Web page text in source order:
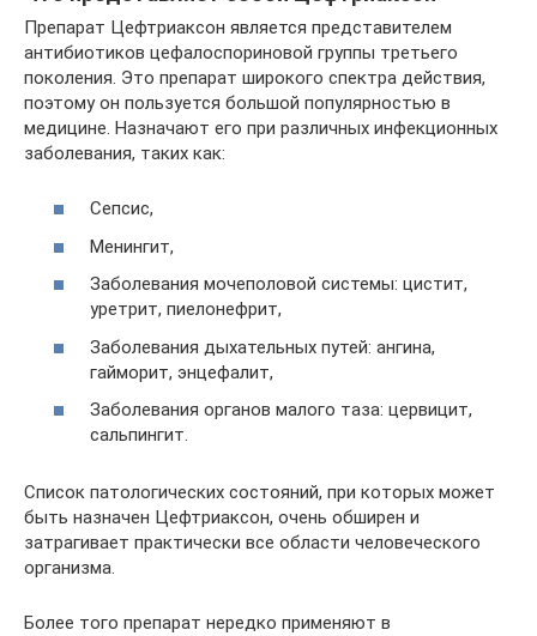
Препарат Цефтриаксон является представителем
антибиотиков цефалоспориновой группы третьего
поколения. Это препарат широкого спектра действия,
поэтому он пользуется большой популярностью в
медицине. Назначают его при различных инфекционных
заболевания, таких как:
Сепсис,
Менингит,
Заболевания мочеполовой системы: цистит,
уретрит, пиелонефрит,
Заболевания дыхательных путей: ангина,
гайморит, энцефалит,
Заболевания органов малого таза: цервицит,
сальпингит.
Список патологических состояний, при которых может
быть назначен Цефтриаксон, очень обширен и
затрагивает практически все области человеческого
организма.
Более того препарат нередко применяют в